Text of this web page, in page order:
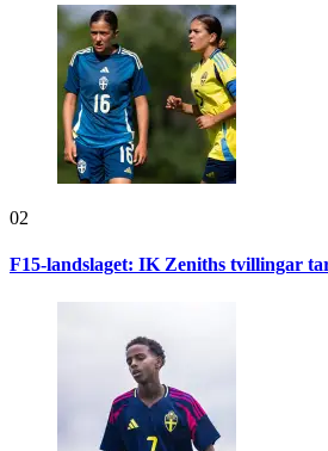
02
F15-landslaget: IK Zeniths tvillingar